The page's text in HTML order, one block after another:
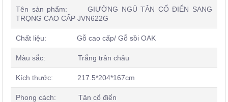
Tên sản phẩm: GIƯỜNG NGỦ TÂN CỔ ĐIỂN SANG
TRỌNG CAO CẤP JVN622G
Chất liệu: Gỗ cao cấp/ Gỗ sồi OAK
Màu sắc: Trắng trân châu
Kích thước: 217.5*204*167cm
Phong cách: Tân cổ điển